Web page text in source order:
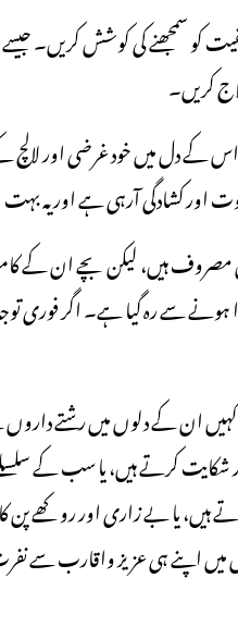
کو سمجھنے کی کوشش کریں۔
کریں۔
اس کے دل میں خود غرضی اور
اور کشادگی آرہی ہے اور یہ
ہیں، لیکن بچے ان کے
ہونے سے رہ گیا ہے۔ اگر فوری
کہیں ان کے دلوں میں رشتے
کرتے ہیں، یا سب کے
یا بے زاری اور روکھے پن
اپنے ہی عزیز واقارب سے